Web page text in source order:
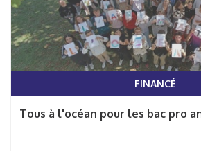
FINANCÉ
Tous à l'océan pour les bac pro